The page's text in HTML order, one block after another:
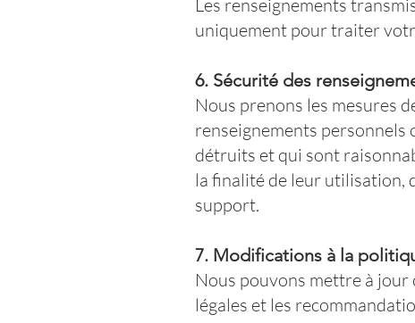
Les renseignements
uniquement pour traiter
6. Sécurité des
Nous prenons les mesures
renseignements personnels
détruits et qui sont
la finalité de leur utilisation,
support.
7. Modifications à la
Nous pouvons mettre à
légales et les